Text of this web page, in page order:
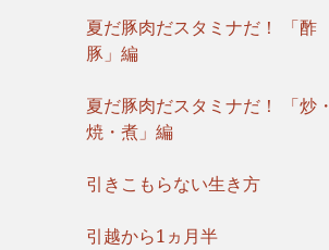
夏だ豚肉だスタミナだ！ 「酢
豚」編
夏だ豚肉だスタミナだ！ 「炒・
焼・煮」編
引きこもらない生き方
引越から1ヵ月半